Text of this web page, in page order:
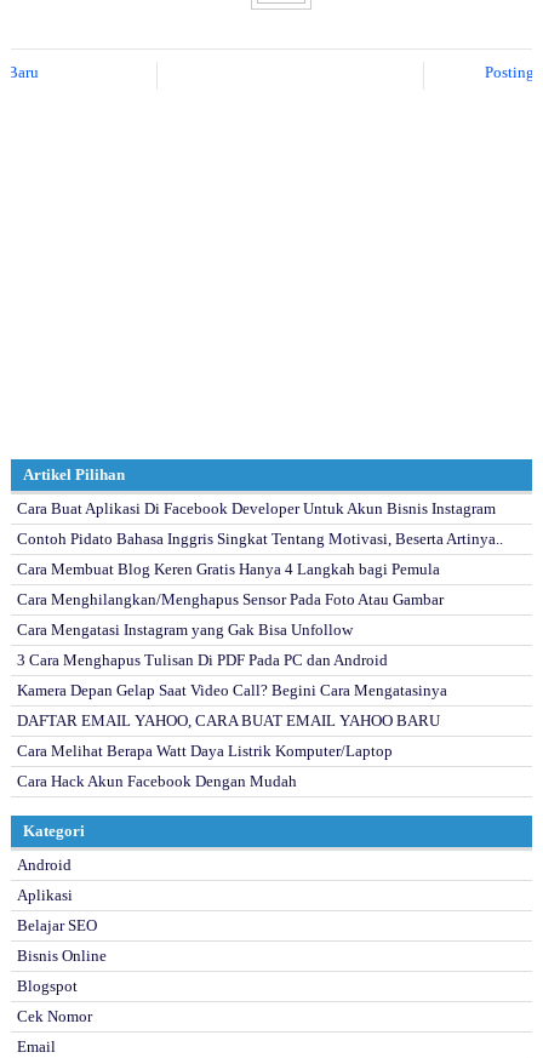
Posting
Artikel Pilihan
Cara Buat Aplikasi Di Facebook Developer Untuk Akun Bisnis Instagram
Contoh Pidato Bahasa Inggris Singkat Tentang Motivasi, Beserta Artinya..
Cara Membuat Blog Keren Gratis Hanya 4 Langkah bagi Pemula
Cara Menghilangkan/Menghapus Sensor Pada Foto Atau Gambar
Cara Mengatasi Instagram yang Gak Bisa Unfollow
3 Cara Menghapus Tulisan Di PDF Pada PC dan Android
Kamera Depan Gelap Saat Video Call? Begini Cara Mengatasinya
DAFTAR EMAIL YAHOO, CARA BUAT EMAIL YAHOO BARU
Cara Melihat Berapa Watt Daya Listrik Komputer/Laptop
Cara Hack Akun Facebook Dengan Mudah
Kategori
Android
Aplikasi
Belajar SEO
Bisnis Online
Blogspot
Cek Nomor
Email